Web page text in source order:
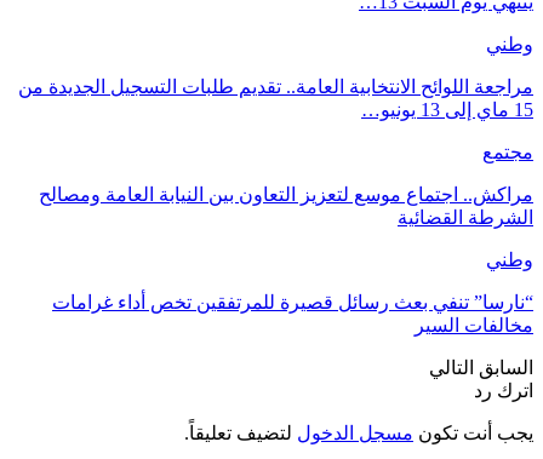
وطني
مراجعة اللوائح الانتخابية العامة.. تقديم طلبات التسجيل الجديدة من
15 ماي إلى 13 يونيو…
مجتمع
مراكش.. اجتماع موسع لتعزيز التعاون بين النيابة العامة ومصالح
الشرطة القضائية
وطني
“نارسا” تنفي بعث رسائل قصيرة للمرتفقين تخص أداء غرامات
مخالفات السير
السابق التالي
اترك رد
يجب أنت تكون مسجل الدخول لتضيف تعليقاً.